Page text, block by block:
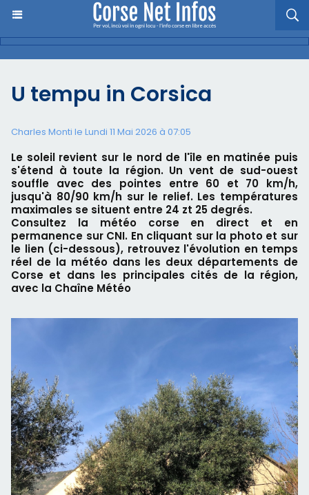
U tempu in Corsica
Charles Monti le Lundi 11 Mai 2026 à 07:05
Le soleil revient sur le nord de l'île en matinée puis
s'étend à toute la région. Un vent de sud-ouest
souffle avec des pointes entre 60 et 70 km/h,
jusqu'à 80/90 km/h sur le relief. Les températures
maximales se situent entre 24 zt 25 degrés.
Consultez la météo corse en direct et en
permanence sur CNI. En cliquant sur la photo et sur
le lien (ci-dessous), retrouvez l'évolution en temps
réel de la météo dans les deux départements de
Corse et dans les principales cités de la région,
avec la Chaîne Météo